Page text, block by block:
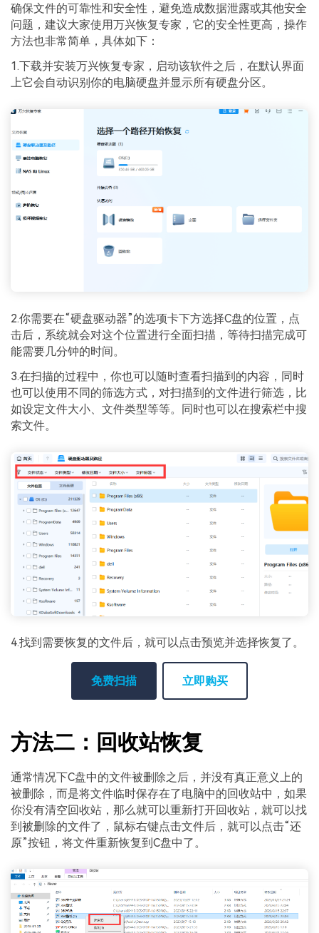
确保文件的可靠性和安全性，避免造成数据泄露或其他安全
问题，建议大家使用万兴恢复专家，它的安全性更高，操作
方法也非常简单，具体如下：
1.下载并安装万兴恢复专家，启动该软件之后，在默认界面
上它会自动识别你的电脑硬盘并显示所有硬盘分区。
2.你需要在“硬盘驱动器”的选项卡下方选择C盘的位置，点
击后，系统就会对这个位置进行全面扫描，等待扫描完成可
能需要几分钟的时间。
3.在扫描的过程中，你也可以随时查看扫描到的内容，同时
也可以使用不同的筛选方式，对扫描到的文件进行筛选，比
如设定文件大小、文件类型等等。同时也可以在搜索栏中搜
索文件。
4.找到需要恢复的文件后，就可以点击预览并选择恢复了。
免费扫描 立即购买
方法二：回收站恢复
通常情况下C盘中的文件被删除之后，并没有真正意义上的
被删除，而是将文件临时保存在了电脑中的回收站中，如果
你没有清空回收站，那么就可以重新打开回收站，就可以找
到被删除的文件了，鼠标右键点击文件后，就可以点击“还
原”按钮，将文件重新恢复到C盘中了。